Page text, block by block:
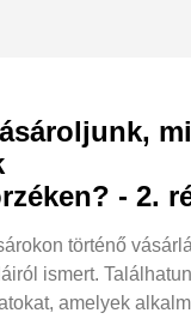
- 2.
történő
ismert.
amelyek